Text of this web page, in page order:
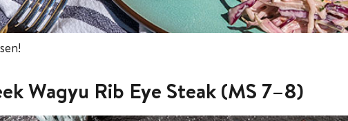
Wagyu Rib Eye Steak (MS 7–8)